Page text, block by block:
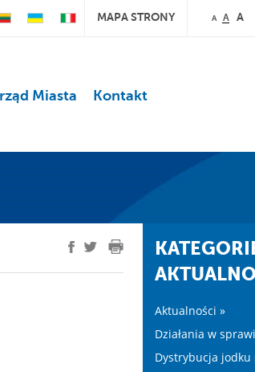
MAPA STRONY A A A
Miasta Kontakt
Aktualności »
Działania w
Dystrybucja jodku